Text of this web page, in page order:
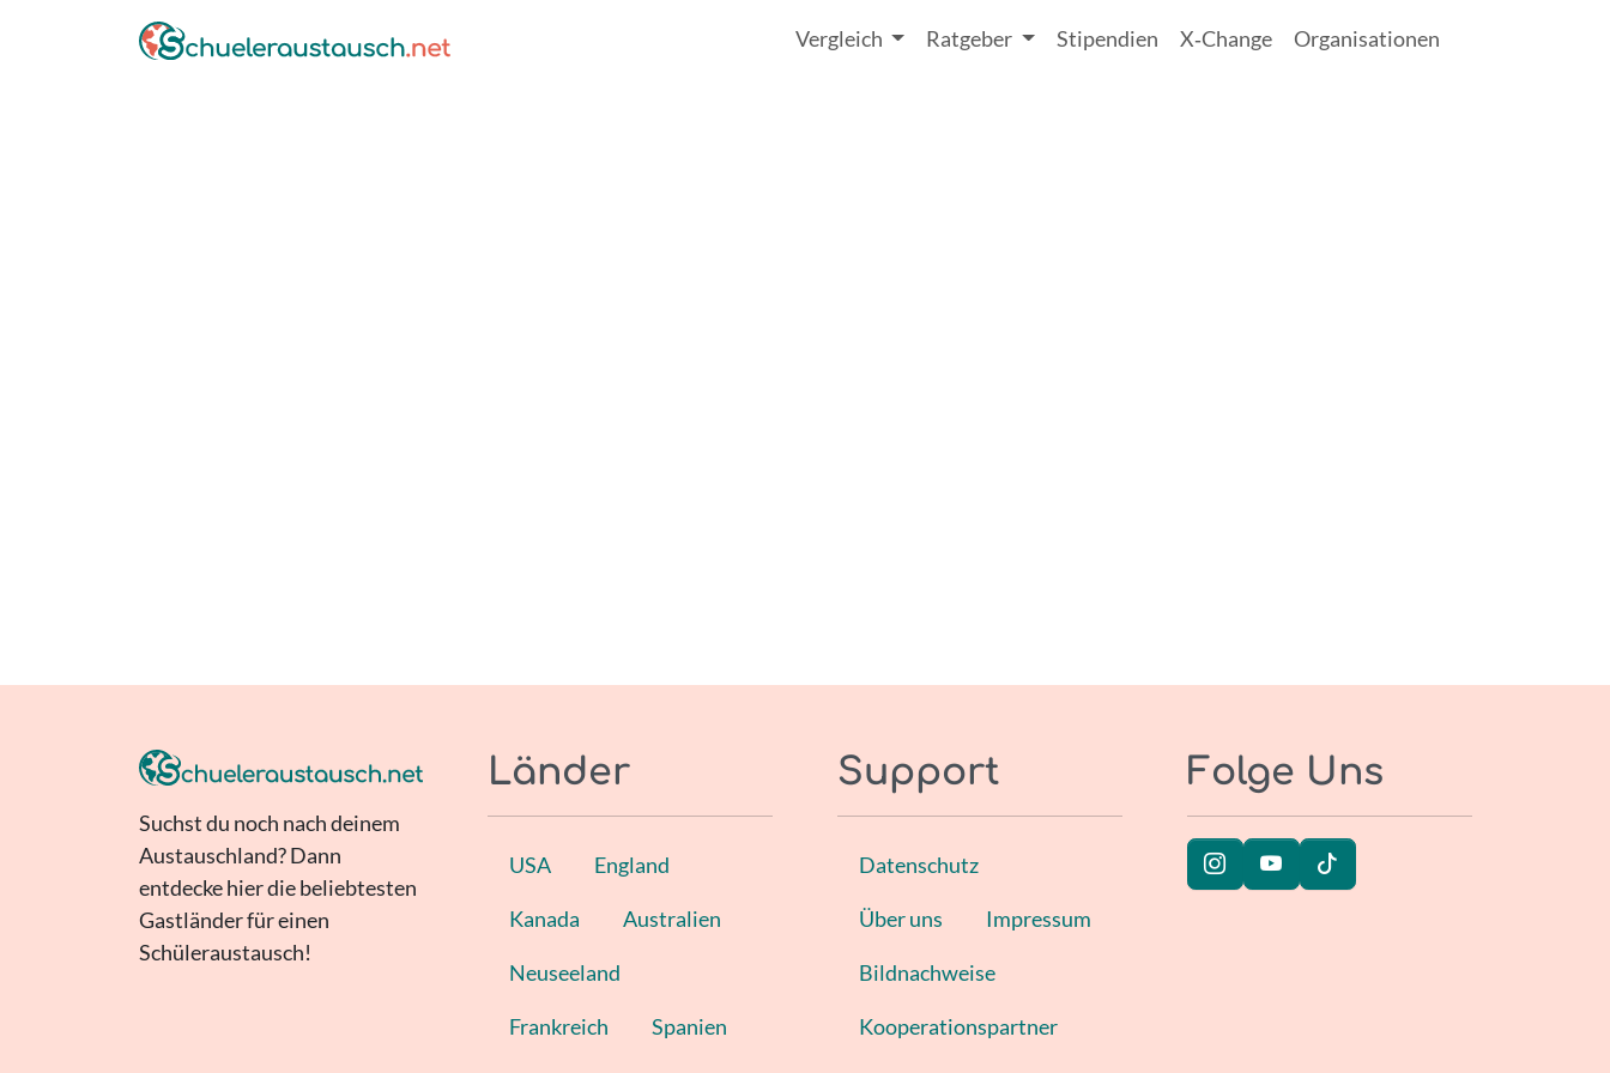
Vergleich Ratgeber Stipendien X‑Change Organisationen
Suchst du noch nach deinem
Austauschland? Dann
entdecke hier die beliebtesten
Gastländer für einen
Schüleraustausch!
Länder
USA England
Kanada Australien
Neuseeland
Frankreich Spanien
Support
Datenschutz
Über uns Impressum
Bildnachweise
Kooperationspartner
Folge Uns